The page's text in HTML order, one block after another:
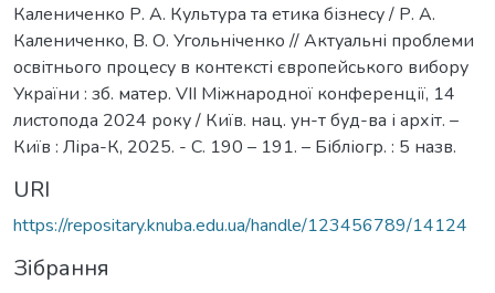
Калениченко Р. А. Культура та етика бізнесу / Р. А.
Калениченко, В. О. Угольніченко // Актуальні проблеми
освітнього процесу в контексті європейського вибору
України : зб. матер. VІІ Міжнародної конференції, 14
листопода 2024 року / Київ. нац. ун-т буд-ва і архіт. –
Київ : Ліра-К, 2025. - С. 190 – 191. – Бібліогр. : 5 назв.
URI
https://repositary.knuba.edu.ua/handle/123456789/14124
Зібрання